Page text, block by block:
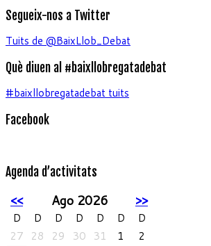
Segueix-nos a Twitter
Tuits de @BaixLlob_Debat
Què diuen al #baixllobregatadebat
#baixllobregatadebat tuits
Facebook
Agenda d’activitats
<< Ago 2026 >>
D D D D D D
D
27
28 29 30 31 1
2